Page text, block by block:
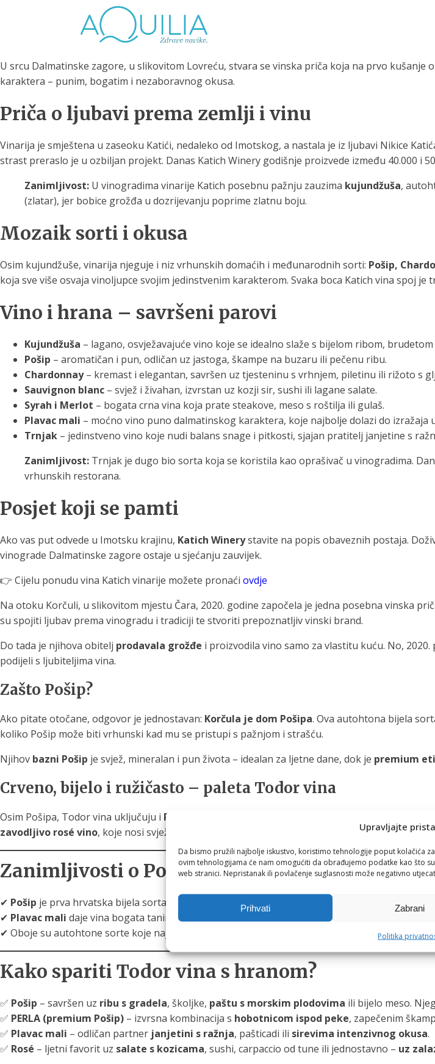
Upravljajte
Da bismo pružili najbolje iskustvo, koristimo tehnologije poput kolačića
ovim tehnologijama će nam omogućiti da obrađujemo podatke kao što
web stranici. Nepristanak ili povlačenje suglasnosti može negativno
Prihvati Zabrani
Politika
U srcu Dalmatinske zagore, u slikovitom Lovreću, stvara se vinska priča koja na prvo kušanje
karaktera – punim, bogatim i nezaboravnog okusa.
Priča o ljubavi prema zemlji i vinu
Vinarija je smještena u zaseoku Katići, nedaleko od Imotskog, a nastala je iz ljubavi Nikice
strast preraslo je u ozbiljan projekt. Danas Katich Winery godišnje proizvede između 40.000 i
Zanimljivost: U vinogradima vinarije Katich posebnu pažnju zauzima kujundžuša,
(zlatar), jer bobice grožđa u dozrijevanju poprime zlatnu boju.
Mozaik sorti i okusa
Osim kujundžuše, vinarija njeguje i niz vrhunskih domaćih i međunarodnih sorti: Pošip,
koja sve više osvaja vinoljupce svojim jedinstvenim karakterom. Svaka boca Katich vina spoj
Vino i hrana – savršeni parovi
Kujundžuša – lagano, osvježavajuće vino koje se idealno slaže s bijelom ribom,
Pošip – aromatičan i pun, odličan uz jastoga, škampe na buzaru ili pečenu ribu.
Chardonnay– kremast i elegantan, savršen uz tjesteninu s vrhnjem, piletinu ili rižoto s
Sauvignon blanc – svjež i živahan, izvrstan uz kozji sir, sushi ili lagane salate.
Syrah i Merlot – bogata crna vina koja prate steakove, meso s roštilja ili gulaš.
Plavac mali – moćno vino puno dalmatinskog karaktera, koje najbolje dolazi do izražaja
Trnjak – jedinstveno vino koje nudi balans snage i pitkosti, sjajan pratitelj janjetine s
Zanimljivost: Trnjak je dugo bio sorta koja se koristila kao oprašivač u vinogradima.
vrhunskih restorana.
Posjet koji se pamti
Ako vas put odvede u Imotsku krajinu, Katich Winerystavite na popis obaveznih postaja.
vinograde Dalmatinske zagore ostaje u sjećanju zauvijek.
👉 Cijelu ponudu vina Katich vinarije možete pronaći ovdje
Na otoku Korčuli, u slikovitom mjestu Čara, 2020. godine započela je jedna posebna vinska
su spojiti ljubav prema vinogradu i tradiciji te stvoriti prepoznatljiv vinski brand.
Do tada je njihova obitelj prodavala grožđe i proizvodila vino samo za vlastitu kuću. No,
podijeli s ljubiteljima vina.
Zašto Pošip?
Ako pitate otočane, odgovor je jednostavan: Korčula je dom Pošipa. Ova autohtona bijela
koliko Pošip može biti vrhunski kad mu se pristupi s pažnjom i strašću.
Njihov bazni Pošip je svjež, mineralan i pun života – idealan za ljetne dane, dok je premium
Crveno, bijelo i ružičasto – paleta Todor vina
Osim Pošipa, Todor vina uključuju i Plavac mali
, kralja dalmatinskih crnjaka, vino snažnog
zavodljivo rosé vino, koje nosi svježinu mora i sunce Korčule u svakoj kapljici.
Zanimljivosti o Pošipu i Plavcu malom
✔ Pošip je prva hrvatska bijela sorta koja je dobila zaštićeno geografsko podrijetlo
još
✔ Plavac mali daje vina bogata taninima i višim alkoholom – pravi izbor za odvažne vinske
✔ Oboje su autohtone sorte koje najbolje pričaju priču Dalmacije.
Kako spariti Todor vina s hranom?
✅ Pošip – savršen uz ribu s gradela, školjke, paštu s morskim plodovima ili bijelo meso.
✅ PERLA (premium Pošip) – izvrsna kombinacija s hobotnicom ispod peke, zapečenim
✅ Plavac mali – odličan partner janjetini s ražnja, pašticadi ili sirevima intenzivnog okusa.
✅ Rosé – ljetni favorit uz salate s kozicama, sushi, carpaccio od tune ili jednostavno – uz
Tuš glave
filtriranje vode za
tuširanje
Vrčevi za filtriranje
vode
Potpuno prijenosno rješenje
za sigurnu i čistu vodu za piće
Boce za filtriranje
vode
Potpuno prijenosno rješenje
za sigurnu i čistu vodu za piće
Zamjenski